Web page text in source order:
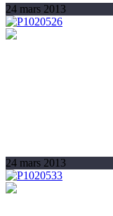
24 mars 2013
24 mars 2013